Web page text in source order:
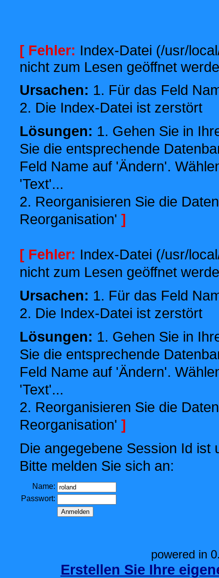
[ Fehler: Index-Datei (/usr/
nicht zum Lesen geöffnet
Ursachen: 1. Für das Feld
2. Die Index-Datei ist zerstört
Lösungen: 1. Gehen Sie in
Sie die entsprechende
Feld Name auf 'Ändern'.
'Text'...
2. Reorganisieren Sie die
Reorganisation' ]
[ Fehler: Index-Datei (/usr/
nicht zum Lesen geöffnet
Ursachen: 1. Für das Feld
2. Die Index-Datei ist zerstört
Lösungen: 1. Gehen Sie in
Sie die entsprechende
Feld Name auf 'Ändern'.
'Text'...
2. Reorganisieren Sie die
Reorganisation' ]
Die angegebene Session Id ist
Bitte melden Sie sich an:
Name:
Passwort:
powered in
Erstellen Sie Ihre